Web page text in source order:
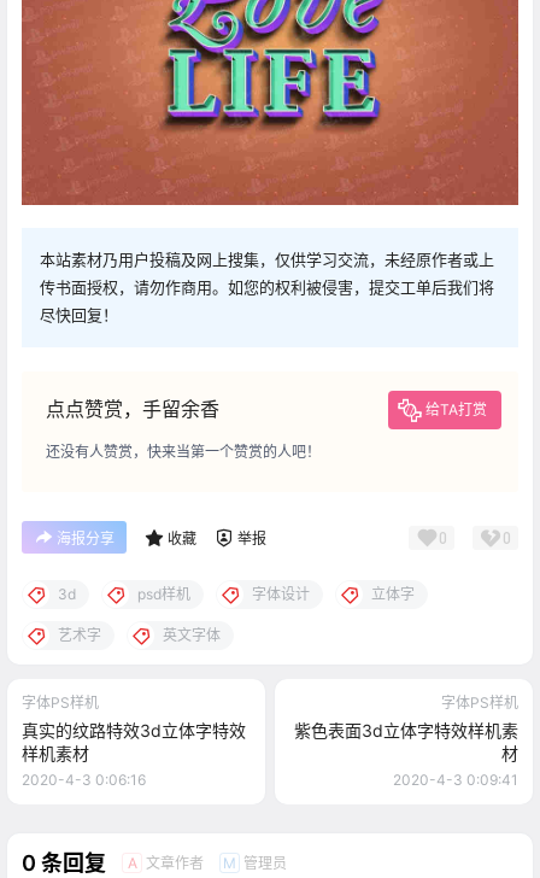
本站素材乃用户投稿及网上搜集，仅供学习交流，未经原作者或上
传书面授权，请勿作商用。如您的权利被侵害，提交工单后我们将
尽快回复！
点点赞赏，手留余香 给TA打赏
还没有人赞赏，快来当第一个赞赏的人吧！
海报分享 收藏 举报 0 0
3d psd样机 字体设计 立体字
艺术字 英文字体
字体PS样机
真实的纹路特效3d立体字特效
样机素材
2020-4-3 0:06:16
字体PS样机
紫色表面3d立体字特效样机素
材
2020-4-3 0:09:41
0 条回复 A 文章作者 M 管理员